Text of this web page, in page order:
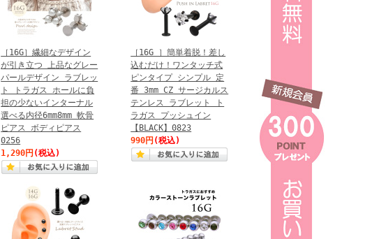
［16G］繊細なデザイン
が引き立つ 上品なグレー
パールデザイン ラブレッ
ト トラガス ホールに負
担の少ないインターナル
選べる内径6mm8mm 軟骨
ピアス ボディピアス
0256
1,290円 (税込)
［16G ］簡単着脱！差し
込むだけ！ワンタッチ式
ピンタイプ シンプル 定
番 3mm CZ サージカルス
テンレス ラブレット ト
ラガス プッシュイン
【BLACK】0823
990円 (税込)